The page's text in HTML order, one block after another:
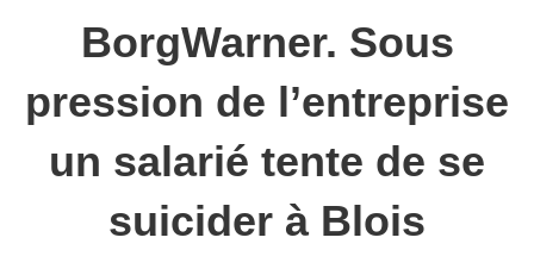
BorgWarner. Sous
pression de l’entreprise
un salarié tente de se
suicider à Blois